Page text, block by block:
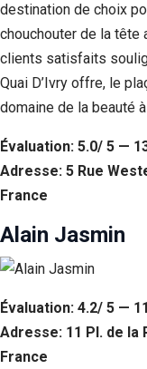
destination de choix
chouchouter de la
clients satisfaits
Quai D’Ivry offre, le
domaine de la beauté
Évaluation: 5.0/ 5 —
Adresse: 5 Rue
France
Alain Jasmin
Évaluation: 4.2/ 5 —
Adresse: 11 Pl. de la
France